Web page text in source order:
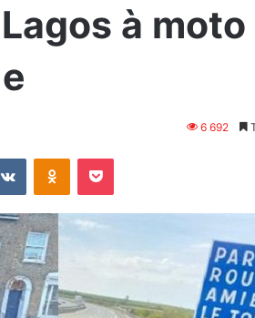
à
6 692
VKontakteOdnoklassniki
Pocket